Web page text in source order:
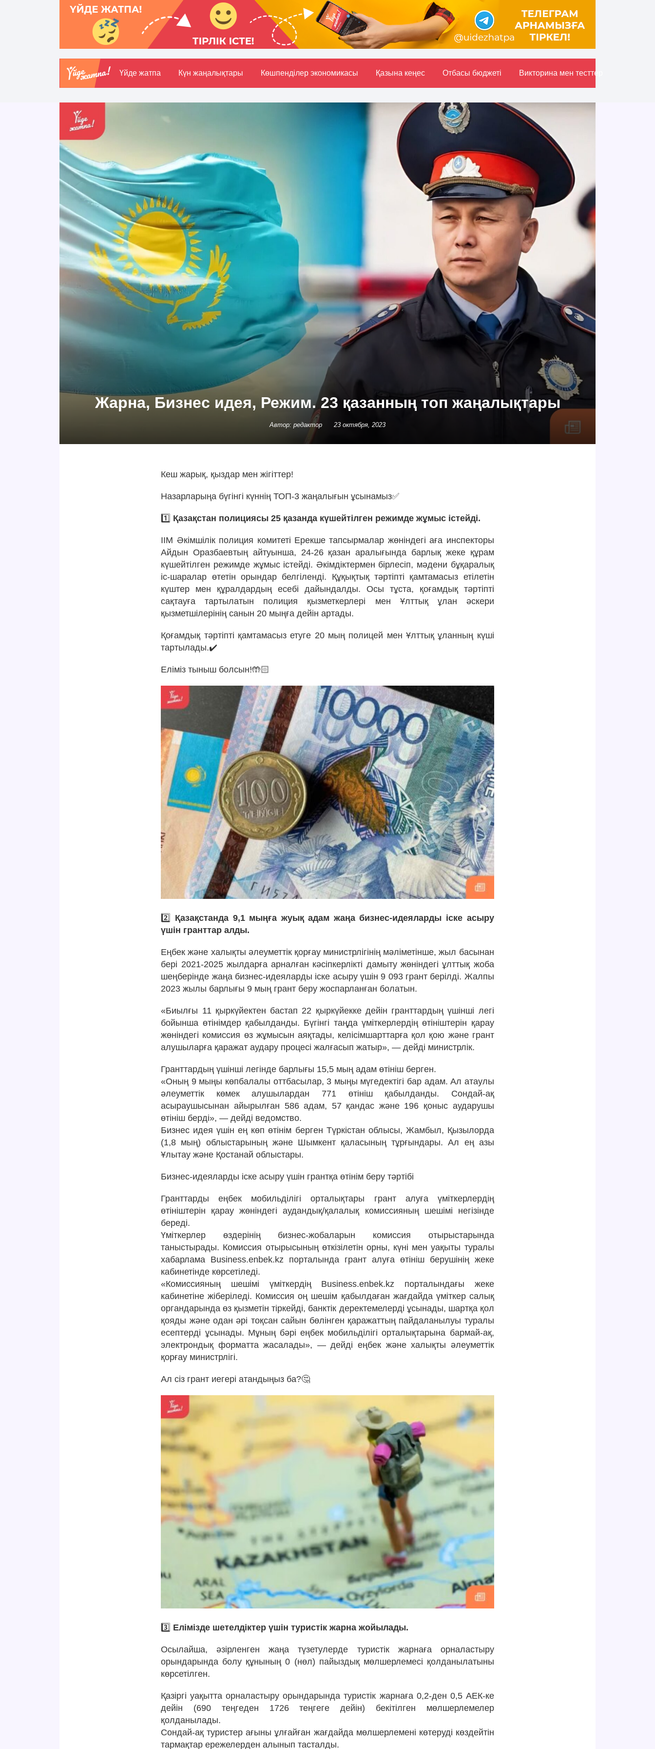
Үйде жатпа Күн жаңалықтары Көшпенділер экономикасы Қазына кеңес Отбасы бюджетi Викторина мен тесттер
Жарна, Бизнес идея, Режим. 23 қазанның топ жаңалықтары
Автор: редактор 23 октября, 2023
Кеш жарық, қыздар мен жігіттер!
Назарларыңа бүгінгі күннің ТОП-3 жаңалығын ұсынамыз✅
1️⃣ Қазақстан полициясы 25 қазанда күшейтілген режимде жұмыс істейді.
ІІМ Әкімшілік полиция комитеті Ерекше тапсырмалар жөніндегі аға инспекторы
Айдын Оразбаевтың айтуынша, 24-26 қазан аралығында барлық жеке құрам
күшейтілген режимде жұмыс істейді. Әкімдіктермен бірлесіп, мәдени бұқаралық
іс-шаралар өтетін орындар белгіленді. Құқықтық тәртіпті қамтамасыз етілетін
күштер мен құралдардың есебі дайындалды. Осы тұста, қоғамдық тәртіпті
сақтауға тартылатын полиция қызметкерлері мен Ұлттық ұлан әскери
қызметшілерінің санын 20 мыңға дейін артады.
Қоғамдық тәртіпті қамтамасыз етуге 20 мың полицей мен Ұлттық ұланның күші
тартылады.✔️
Еліміз тыныш болсын!🤲🏻
2️⃣ Қазақстанда 9,1 мыңға жуық адам жаңа бизнес-идеяларды іске асыру
үшін гранттар алды.
Еңбек және халықты әлеуметтік қорғау министрлігінің мәліметінше, жыл басынан
бері 2021-2025 жылдарға арналған кәсіпкерлікті дамыту жөніндегі ұлттық жоба
шеңберінде жаңа бизнес-идеяларды іске асыру үшін 9 093 грант берілді. Жалпы
2023 жылы барлығы 9 мың грант беру жоспарланған болатын.
«Биылғы 11 қыркүйектен бастап 22 қыркүйекке дейін гранттардың үшінші легі
бойынша өтінімдер қабылданды. Бүгінгі таңда үміткерлердің өтініштерін қарау
жөніндегі комиссия өз жұмысын аяқтады, келісімшарттарға қол қою және грант
алушыларға қаражат аудару процесі жалғасып жатыр», — дейді министрлік.
Гранттардың үшінші легінде барлығы 15,5 мың адам өтініш берген.
«Оның 9 мыңы көпбалалы оттбасылар, 3 мыңы мүгедектігі бар адам. Ал атаулы
әлеуметтік көмек алушылардан 771 өтініш қабылданды. Сондай-ақ
асыраушысынан айырылған 586 адам, 57 қандас және 196 қоныс аударушы
өтініш берді», — дейді ведомство.
Бизнес идея үшін ең көп өтінім берген Түркістан облысы, Жамбыл, Қызылорда
(1,8 мың) облыстарының және Шымкент қаласының тұрғындары. Ал ең азы
Ұлытау және Қостанай облыстары.
Бизнес-идеяларды іске асыру үшін грантқа өтінім беру тәртібі
Гранттарды еңбек мобильділігі орталықтары грант алуға үміткерлердің
өтініштерін қарау жөніндегі аудандық/қалалық комиссияның шешімі негізінде
береді.
Үміткерлер өздерінің бизнес-жобаларын комиссия отырыстарында
таныстырады. Комиссия отырысының өткізілетін орны, күні мен уақыты туралы
хабарлама Business.enbek.kz порталында грант алуға өтініш берушінің жеке
кабинетінде көрсетіледі.
«Комиссияның шешімі үміткердің Business.enbek.kz порталындағы жеке
кабинетіне жіберіледі. Комиссия оң шешім қабылдаған жағдайда үміткер салық
органдарында өз қызметін тіркейді, банктік деректемелерді ұсынады, шартқа қол
қояды және одан әрі тоқсан сайын бөлінген қаражаттың пайдаланылуы туралы
есептерді ұсынады. Мұның бәрі еңбек мобильділігі орталықтарына бармай-ақ,
электрондық форматта жасалады», — дейді еңбек және халықты әлеуметтік
қорғау министрлігі.
Ал сіз грант иегері атандыңыз ба?🤔
3️⃣ Елімізде шетелдіктер үшін туристік жарна жойылады.
Осылайша, әзірленген жаңа түзетулерде туристік жарнаға орналастыру
орындарында болу құнының 0 (нөл) пайыздық мөлшерлемесі қолданылатыны
көрсетілген.
Қазіргі уақытта орналастыру орындарында туристік жарнаға 0,2-ден 0,5 АЕК-ке
дейін (690 теңгеден 1726 теңгеге дейін) бекітілген мөлшерлемелер
қолданылады.
Сондай-ақ туристер ағыны ұлғайған жағдайда мөлшерлемені көтеруді көздейтін
тармақтар ережелерден алынып тасталды.